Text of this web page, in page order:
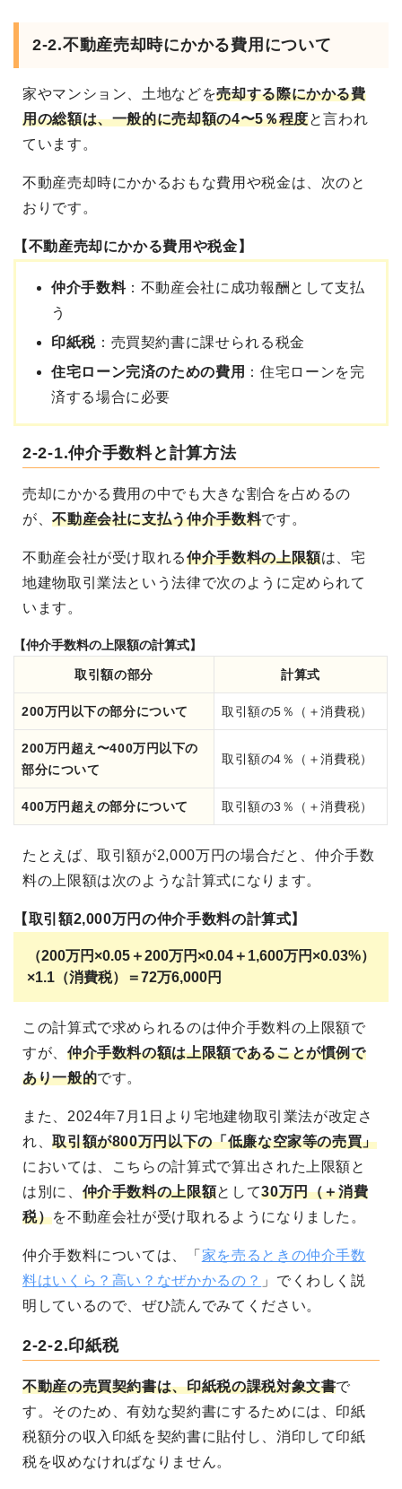
2-2.不動産売却時にかかる費用について
家やマンション、土地などを売却する際にかかる費
用の総額は、一般的に売却額の4〜5％程度と言われ
ています。
不動産売却時にかかるおもな費用や税金は、次のと
おりです。
【不動産売却にかかる費用や税金】
仲介手数料：不動産会社に成功報酬として支払
う
印紙税：売買契約書に課せられる税金
住宅ローン完済のための費用 ：住宅ローンを完
済する場合に必要
2-2-1.仲介手数料と計算方法
売却にかかる費用の中でも大きな割合を占めるの
が、不動産会社に支払う仲介手数料です。
不動産会社が受け取れる仲介手数料の上限額は、宅
地建物取引業法という法律で次のように定められて
います。
【仲介手数料の上限額の計算式】
取引額の部分 計算式
200万円以下の部分について 取引額の5％（＋消費税）
200万円超え〜400万円以下の
部分について
取引額の4％（＋消費税）
400万円超えの部分について 取引額の3％（＋消費税）
たとえば、取引額が2,000万円の場合だと、仲介手数
料の上限額は次のような計算式になります。
【取引額2,000万円の仲介手数料の計算式】
（200万円×0.05＋200万円×0.04＋1,600万円×0.03%）
×1.1（消費税）＝72万6,000円
この計算式で求められるのは仲介手数料の上限額で
すが、 仲介手数料の額は上限額であることが慣例で
あり一般的です。
また、2024年7月1日より宅地建物取引業法が改定さ
れ、取引額が800万円以下の「低廉な空家等の売買」
においては、こちらの計算式で算出された上限額と
は別に、 仲介手数料の上限額として30万円（＋消費
税）を不動産会社が受け取れるようになりました。
仲介手数料については、「 家を売るときの仲介手数
料はいくら？高い？なぜかかるの？ 」でくわしく説
明しているので、ぜひ読んでみてください。
2-2-2.印紙税
不動産の売買契約書は、印紙税の課税対象文書で
す。そのため、有効な契約書にするためには、印紙
税額分の収入印紙を契約書に貼付し、消印して印紙
税を収めなければなりません。